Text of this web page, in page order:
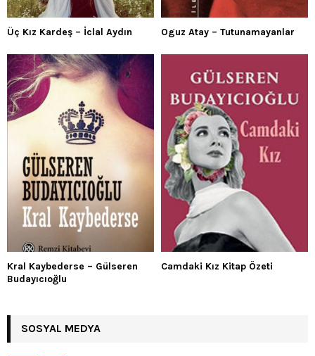
Üç Kız Kardeş – İclal Aydın Oguz Atay – Tutunamayanlar
Kral Kaybederse – Gülseren
Budayıcıoğlu
Camdaki Kız Kitap Özeti
SOSYAL MEDYA